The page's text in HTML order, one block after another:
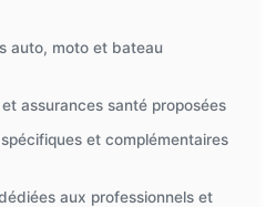
auto, moto et bateau
assurances santé proposées
et complémentaires
aux professionnels et